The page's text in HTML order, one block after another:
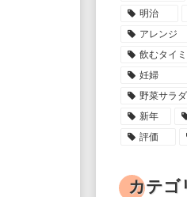
明治
アレンジ
飲むタイ
妊婦
野菜サラダ
新年
評価
カテゴ